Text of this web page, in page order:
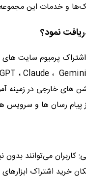
و خدمات این مجموعه
نمود؟
اشتراک پرمیوم سایت
های خارجی در
پیام رسان ها و سرویس
می‌توانند بدون